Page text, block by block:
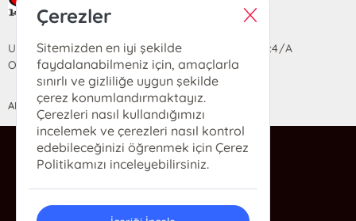
Ra Yayın Kitabevi
Uzun Sokak Saray Çarşısı Lara Sineması Girişi No:4/A
Ortahisar/TRABZON
ANASAYFA YARDIM İLETİŞİM
ra@rakitap.com
0(462) 326 49 71
Çerezler
Sitemizden en iyi şekilde
faydalanabilmeniz için, amaçlarla
sınırlı ve gizliliğe uygun şekilde
çerez konumlandırmaktayız.
Çerezleri nasıl kullandığımızı
incelemek ve çerezleri nasıl kontrol
edebileceğinizi öğrenmek için Çerez
Politikamızı inceleyebilirsiniz.